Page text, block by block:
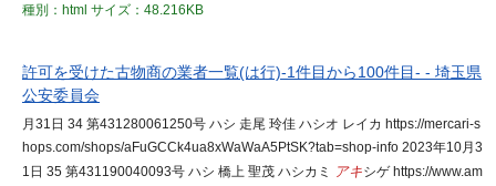
種別：html サイズ：48.216KB
許可を受けた古物商の業者一覧(は行)-1件目から100件目- - 埼玉県
公安委員会
月31日 34 第431280061250号 ハシ 走尾 玲佳 ハシオ レイカ https://mercari-s
hops.com/shops/aFuGCCk4ua8xWaWaA5PtSK?tab=shop-info 2023年10月3
1日 35 第431190040093号 ハシ 橋上 聖茂 ハシカミ
アキシゲ https://www.am